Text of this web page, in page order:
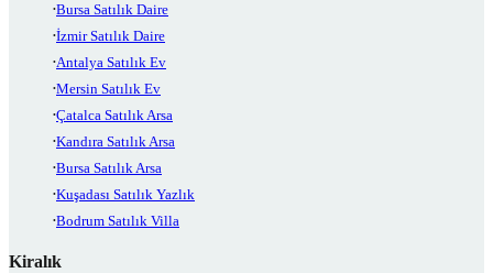
Bursa Satılık Daire
İzmir Satılık Daire
Antalya Satılık Ev
Mersin Satılık Ev
Çatalca Satılık Arsa
Kandıra Satılık Arsa
Bursa Satılık Arsa
Kuşadası Satılık Yazlık
Bodrum Satılık Villa
Kiralık